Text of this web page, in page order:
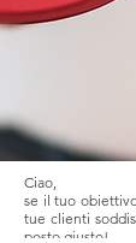
Ciao,
se il tuo
tue clienti
posto giusto!